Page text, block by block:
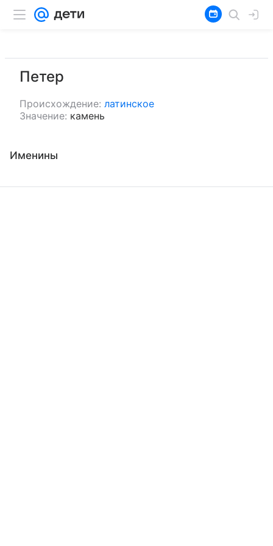
Петер
Происхождение: латинское
Значение: камень
Именины